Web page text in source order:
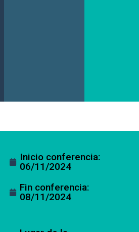
Inicio conferencia:
06/11/2024
Fin conferencia:
08/11/2024